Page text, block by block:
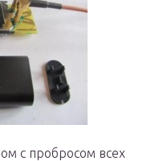
с пробросом всех